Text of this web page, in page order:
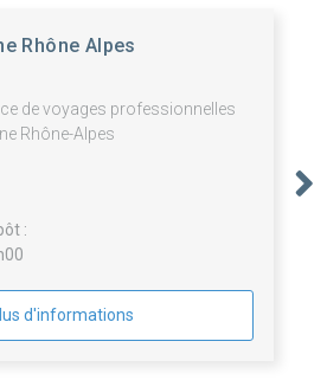
Rhône Alpes
de voyages professionnelles
Rhône-Alpes
:
d'informations